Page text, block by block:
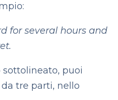
for several hours and
sottolineato, puoi
tre parti, nello